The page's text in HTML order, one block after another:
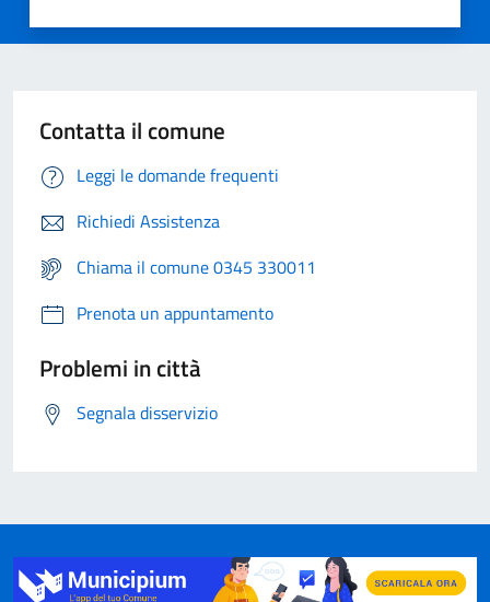
Contatta il comune
Leggi le domande frequenti
Richiedi Assistenza
Chiama il comune 0345 330011
Prenota un appuntamento
Problemi in città
Segnala disservizio